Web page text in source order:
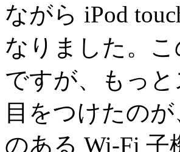
ながら iPod
なりました。
ですが、もっ
目をつけたの
のある Wi-Fi 子